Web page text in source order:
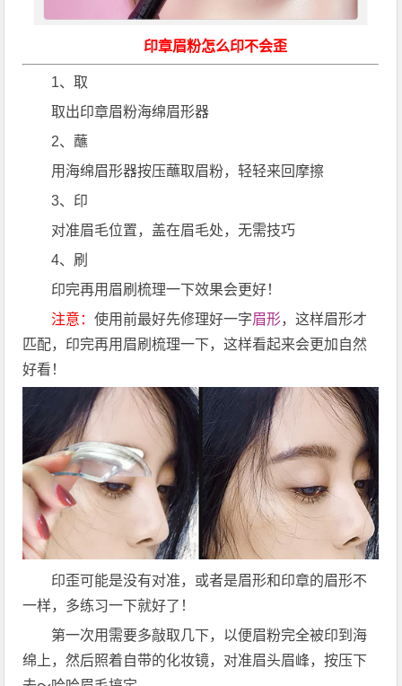
印章眉粉怎么印不会歪
1、取
取出印章眉粉海绵眉形器
2、蘸
用海绵眉形器按压蘸取眉粉，轻轻来回摩擦
3、印
对准眉毛位置，盖在眉毛处，无需技巧
4、刷
印完再用眉刷梳理一下效果会更好！
注意：使用前最好先修理好一字眉形，这样眉形才
匹配，印完再用眉刷梳理一下，这样看起来会更加自然
好看！
印歪可能是没有对准，或者是眉形和印章的眉形不
一样，多练习一下就好了！
第一次用需要多敲取几下，以便眉粉完全被印到海
绵上，然后照着自带的化妆镜，对准眉头眉峰，按压下